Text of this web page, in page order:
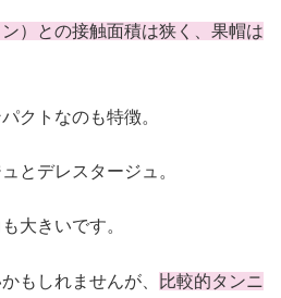
）との接触面積は狭く、果帽は
クトなのも特徴。
とデレスタージュ。
大きいです。
もしれませんが、
比較的タンニ